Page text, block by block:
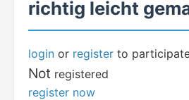
richtig leicht
login or register to
Not registered
register now